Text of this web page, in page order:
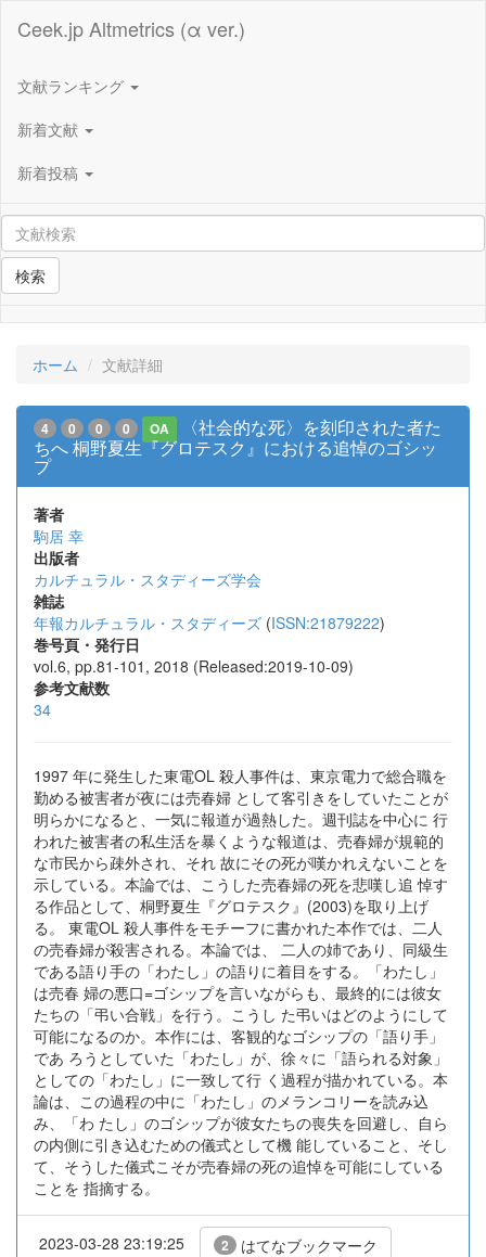
Ceek.jp Altmetrics (α ver.)
文献ランキング
新着文献
新着投稿
検索
ホーム 文献詳細
4 0 0 0 OA
〈社会的な死〉を刻印された者た
ちへ 桐野夏生『グロテスク』における追悼のゴシッ
プ
著者
駒居 幸
出版者
カルチュラル・スタディーズ学会
雑誌
年報カルチュラル・スタディーズ (ISSN:21879222)
巻号頁・発行日
vol.6, pp.81-101, 2018 (Released:2019-10-09)
参考文献数
34
1997 年に発生した東電OL 殺人事件は、東京電力で総合職を
勤める被害者が夜には売春婦 として客引きをしていたことが
明らかになると、一気に報道が過熱した。週刊誌を中心に 行
われた被害者の私生活を暴くような報道は、売春婦が規範的
な市民から疎外され、それ 故にその死が嘆かれえないことを
示している。本論では、こうした売春婦の死を悲嘆し追 悼す
る作品として、桐野夏生『グロテスク』(2003)を取り上げ
る。 東電OL 殺人事件をモチーフに書かれた本作では、二人
の売春婦が殺害される。本論では、 二人の姉であり、同級生
である語り手の「わたし」の語りに着目をする。「わたし」
は売春 婦の悪口=ゴシップを言いながらも、最終的には彼女
たちの「弔い合戦」を行う。こうし た弔いはどのようにして
可能になるのか。本作には、客観的なゴシップの「語り手」
であ ろうとしていた「わたし」が、徐々に「語られる対象」
としての「わたし」に一致して行 く過程が描かれている。本
論は、この過程の中に「わたし」のメランコリーを読み込
み、「わ たし」のゴシップが彼女たちの喪失を回避し、自ら
の内側に引き込むための儀式として機 能していること、そし
て、そうした儀式こそが売春婦の死の追悼を可能にしている
ことを 指摘する。
2023-03-28 23:19:25 2 はてなブックマーク